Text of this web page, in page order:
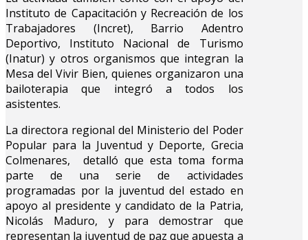
Instituto de Capacitación y Recreación de los
Trabajadores (Incret), Barrio Adentro
Deportivo, Instituto Nacional de Turismo
(Inatur) y otros organismos que integran la
Mesa del Vivir Bien, quienes organizaron una
bailoterapia que integró a todos los
asistentes.
La directora regional del Ministerio del Poder
Popular para la Juventud y Deporte, Grecia
Colmenares, detalló que esta toma forma
parte de una serie de actividades
programadas por la juventud del estado en
apoyo al presidente y candidato de la Patria,
Nicolás Maduro, y para demostrar que
representan la juventud de paz que apuesta a